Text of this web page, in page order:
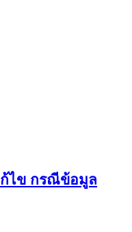
ไข กรณีข้อมูล